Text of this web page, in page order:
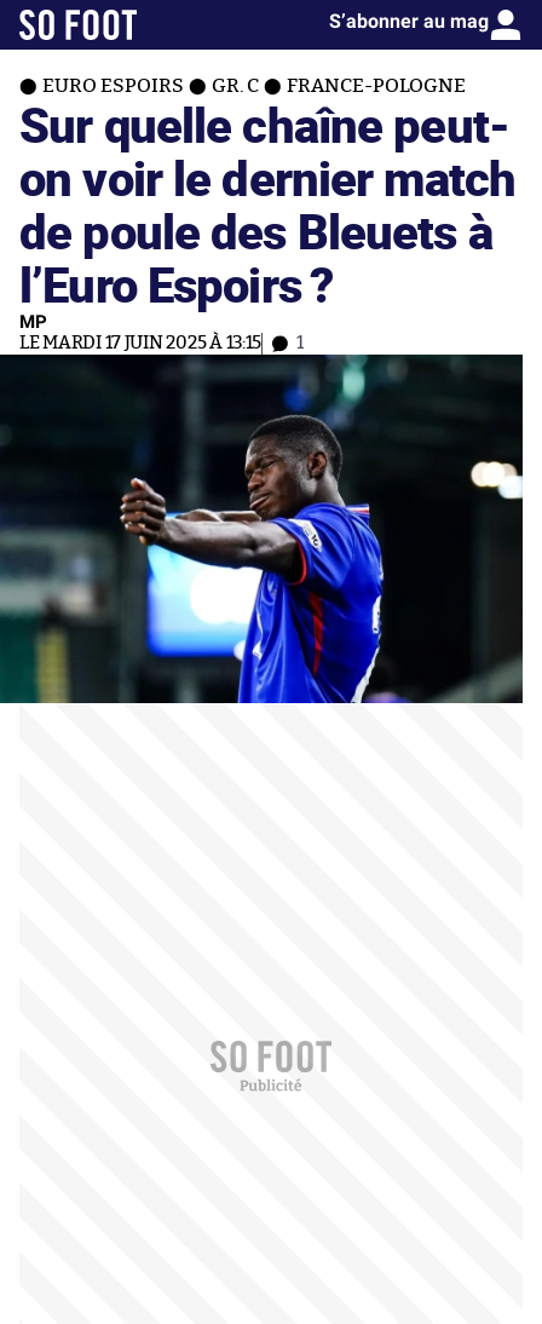
S’abonner au mag
EURO ESPOIRS GR. C FRANCE-POLOGNE
Sur quelle chaîne peut-
on voir le dernier match
de poule des Bleuets à
l’Euro Espoirs ?
MP
LE MARDI 17 JUIN 2025 À 13:15 1